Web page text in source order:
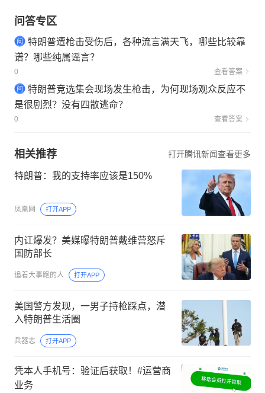
问答专区
特朗普遭枪击受伤后，各种流言满天飞，哪些比较靠
谱？哪些纯属谣言？
0 查看答案
特朗普竞选集会现场发生枪击，为何现场观众反应不
是很剧烈？没有四散逃命？
0 查看答案
相关推荐 打开腾讯新闻查看更多
特朗普：我的支持率应该是150%
凤凰网 打开APP
内讧爆发？美媒曝特朗普戴维营怒斥
国防部长
追着大事跑的人 打开APP
美国警方发现，一男子持枪踩点，潜
入特朗普生活圈
兵器志 打开APP
凭本人手机号：验证后获取！#运营商
业务